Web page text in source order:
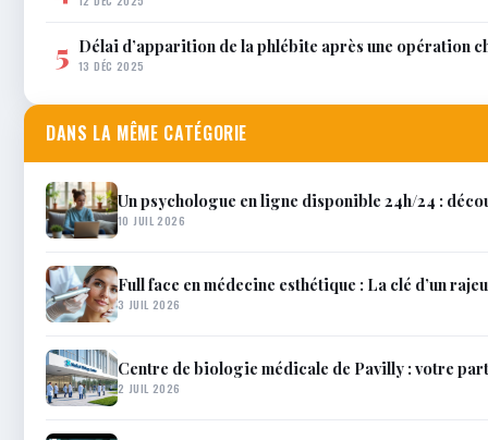
5 Délai d’apparition de la phlébite après une opération
13 DÉC 2025
DANS LA MÊME CATÉGORIE
Un psychologue en ligne disponible 24h/24 :
10 JUIL 2026
Full face en médecine esthétique : La clé d’un
3 JUIL 2026
Centre de biologie médicale de Pavilly : votre
2 JUIL 2026